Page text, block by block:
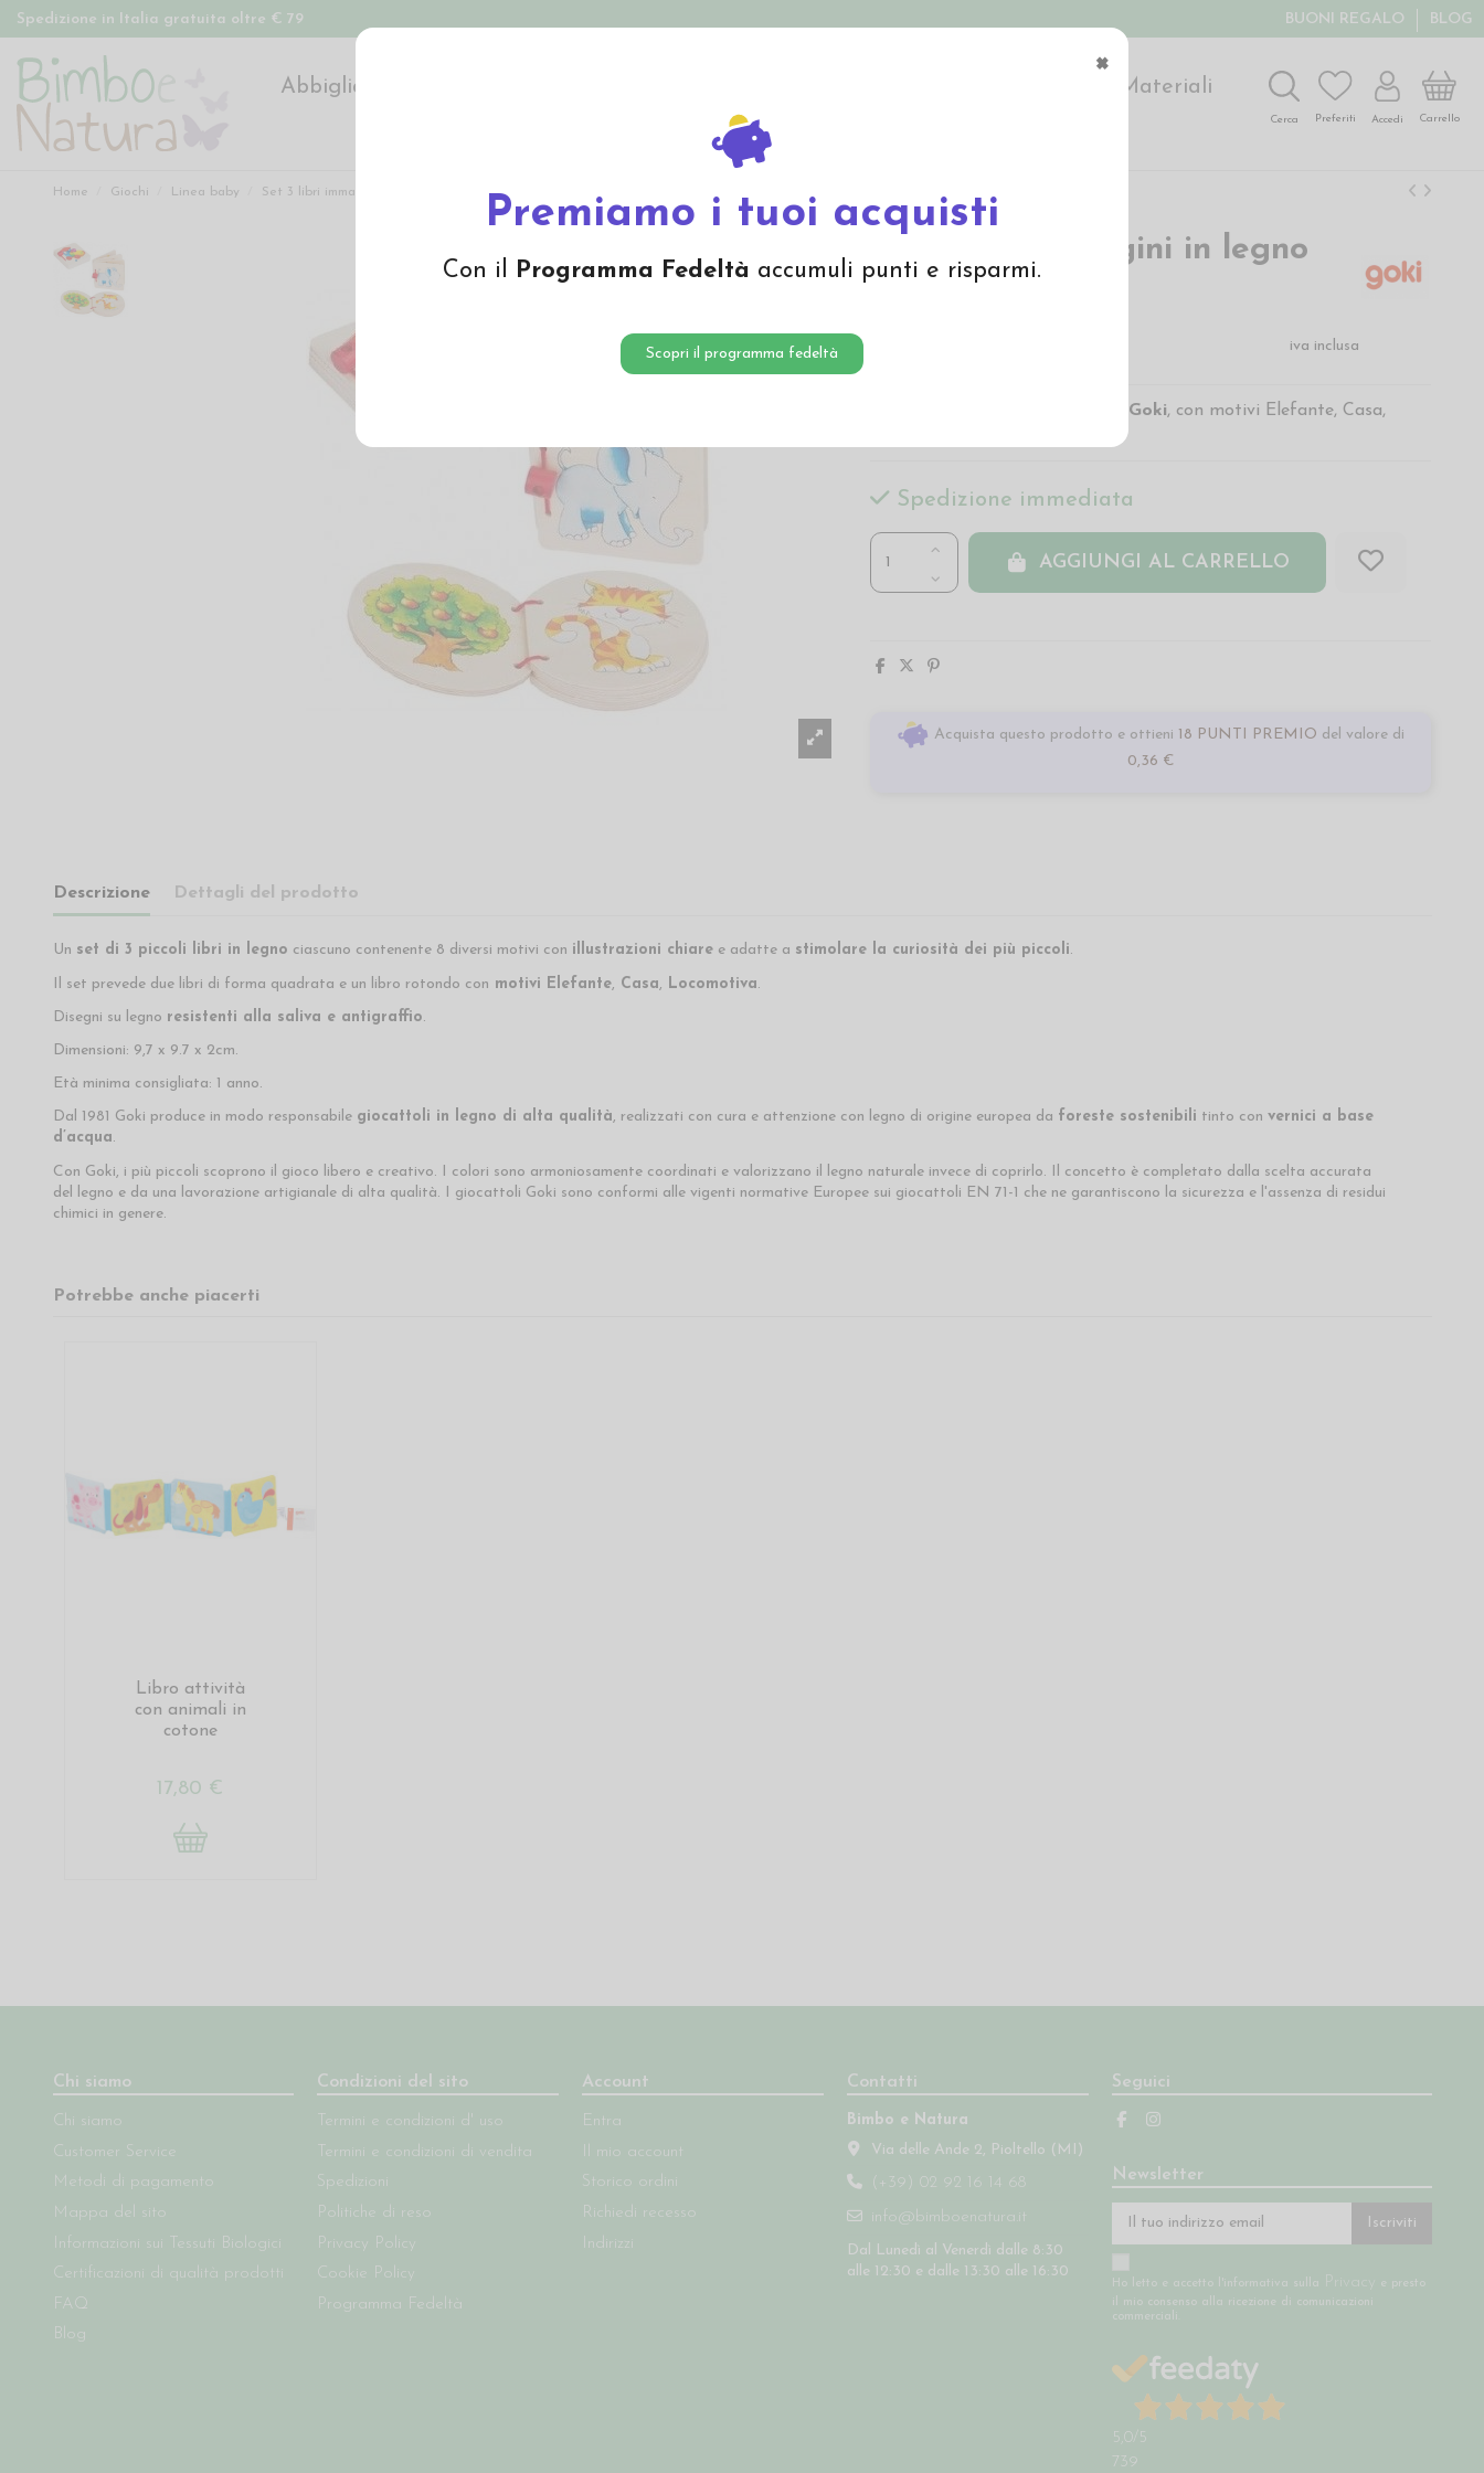
×
Premiamo i tuoi acquisti
Con il Programma Fedeltà accumuli punti e risparmi.
Scopri il programma fedeltà
Spedizione in Italia gratuita oltre € 79 BUONI REGALO BLOG
Abbigliamento
Materiali
Offerte
Cerca Preferiti Accedi Carrello
Home Giochi Linea baby Set 3 libri immagini in legno Elefante
Set 3 libri immagini in legno
Elefante
iva inclusa
Goki, con motivi Elefante, Casa,
Spedizione immediata
AGGIUNGI AL CARRELLO
Acquista questo prodotto e ottieni 18 PUNTI PREMIO del valore di
0,36 €
Descrizione Dettagli del prodotto
Un set di 3 piccoli libri in legno ciascuno contenente 8 diversi motivi con illustrazioni chiaree adatte a stimolare la curiosità dei più piccoli.
Il set prevede due libri di forma quadrata e un libro rotondo con motivi Elefante, Casa, Locomotiva.
Disegni su legno resistenti alla saliva e antigraffio.
Dimensioni: 9,7 x 9.7 x 2cm.
Età minima consigliata: 1 anno.
Dal 1981 Goki produce in modo responsabile giocattoli in legno di alta qualità, realizzati con cura e attenzione con legno di origine europea da foreste sostenibili tinto con vernici a base
d’acqua.
Con Goki, i più piccoli scoprono il gioco libero e creativo. I colori sono armoniosamente coordinati e valorizzano il legno naturale invece di coprirlo. Il concetto è completato dalla scelta accurata
del legno e da una lavorazione artigianale di alta qualità. I giocattoli Goki sono conformi alle vigenti normative Europee sui giocattoli EN 71-1 che ne garantiscono la sicurezza e l'assenza di residui
chimici in genere.
Potrebbe anche piacerti
Libro attività
con animali in
cotone
17,80 €
Chi siamo
Chi siamo
Customer Service
Metodi di pagamento
Mappa del sito
Informazioni sui Tessuti Biologici
Certificazioni di qualità prodotti
FAQ
Blog
Condizioni del sito
Termini e condizioni d' uso
Termini e condizioni di vendita
Spedizioni
Politiche di reso
Privacy Policy
Cookie Policy
Programma Fedeltà
Account
Entra
Il mio account
Storico ordini
Richiedi recesso
Indirizzi
Contatti
Bimbo e Natura
Via delle Ande 2, Pioltello (MI)
(+39) 02 92 16 14 68
info@bimboenatura.it
Dal Lunedì al Venerdì dalle 8:30
alle 12:30 e dalle 13:30 alle 16:30
Seguici
Newsletter
Iscriviti
Ho letto e accetto l'informativa sulla Privacy
e presto
il mio consenso alla ricezione di comunicazioni
commerciali.
5,0/5
739